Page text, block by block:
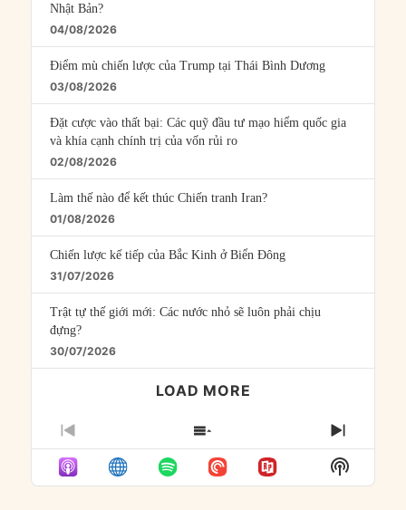
Nhật Bản?
04/08/2026
Điểm mù chiến lược của Trump tại Thái Bình Dương
03/08/2026
Đặt cược vào thất bại: Các quỹ đầu tư mạo hiểm quốc gia
và khía cạnh chính trị của vốn rủi ro
02/08/2026
Làm thế nào để kết thúc Chiến tranh Iran?
01/08/2026
Chiến lược kế tiếp của Bắc Kinh ở Biển Đông
31/07/2026
Trật tự thế giới mới: Các nước nhỏ sẽ luôn phải chịu
đựng?
30/07/2026
LOAD MORE
PREVIOUS
EPISODE
SHOW
EPISODES
LIST
NEXT
Show
Podcast